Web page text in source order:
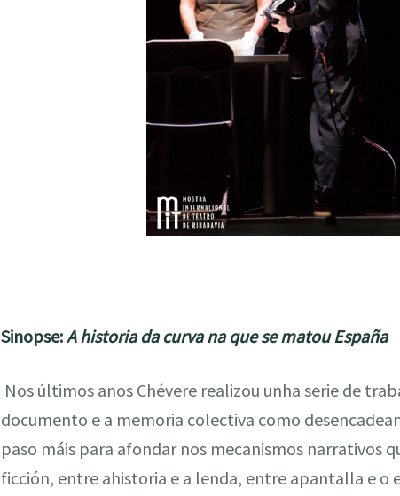
Sinopse:A historia da curva na que se matou España
Nos últimos anos Chévere realizou unha serie de
documento e a memoria colectiva como
paso máis para afondar nos mecanismos narrativos
ficción, entre ahistoria e a lenda, entre apantalla e o